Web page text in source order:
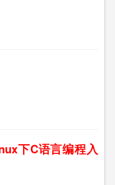
下C语言编程入